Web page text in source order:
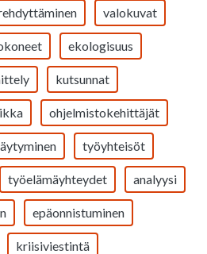
valokuvat
ekologisuus
kutsunnat
ohjelmistokehittäjät
työyhteisöt
työelämäyhteydet analyysi
epäonnistuminen
kriisiviestintä